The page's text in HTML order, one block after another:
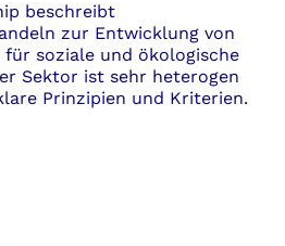
beschreibt
zur Entwicklung von
für soziale und ökologische
Sektor ist sehr heterogen
Prinzipien und Kriterien.